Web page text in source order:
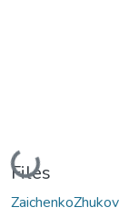
Loading...
Files